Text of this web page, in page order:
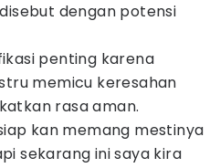
dengan potensi
penting karena
memicu keresahan
rasa aman.
kan memang mestinya
sekarang ini saya kira